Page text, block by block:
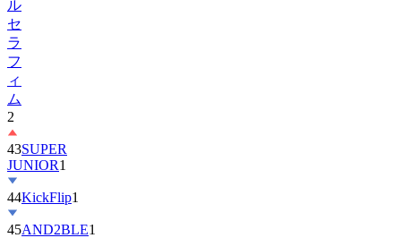
ラ
フ
ィ
ム
2
43
JUNIOR
44KickFlip
45AND2BLE
46TWICE1